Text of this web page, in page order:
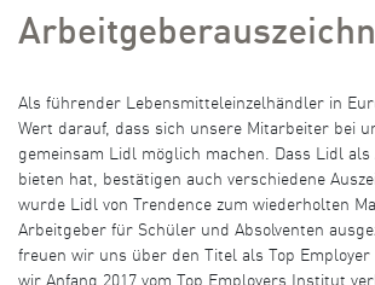
Als führender Lebensmitteleinzelhändler in
Wert darauf, dass sich unsere Mitarbeiter bei
gemeinsam Lidl möglich machen. Dass Lidl als
bieten hat, bestätigen auch verschiedene
wurde Lidl von Trendence zum wiederholten
Arbeitgeber für Schüler und Absolventen
freuen wir uns über den Titel als Top Employer
wir Anfang 2017 vom Top Employers Institut